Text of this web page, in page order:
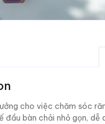
cho việc chăm sóc
đầu bàn chải nhỏ gọn,